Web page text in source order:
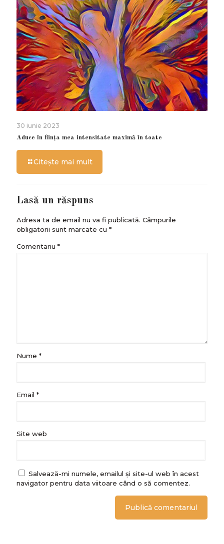
30 iunie 2023
Aduce în ființa mea intensitate maximă în toate
Citește mai mult
Lasă un răspuns
Adresa ta de email nu va fi publicată. Câmpurile
obligatorii sunt marcate cu *
Comentariu *
Nume *
Email *
Site web
Salvează-mi numele, emailul și site-ul web în acest
navigator pentru data viitoare când o să comentez.